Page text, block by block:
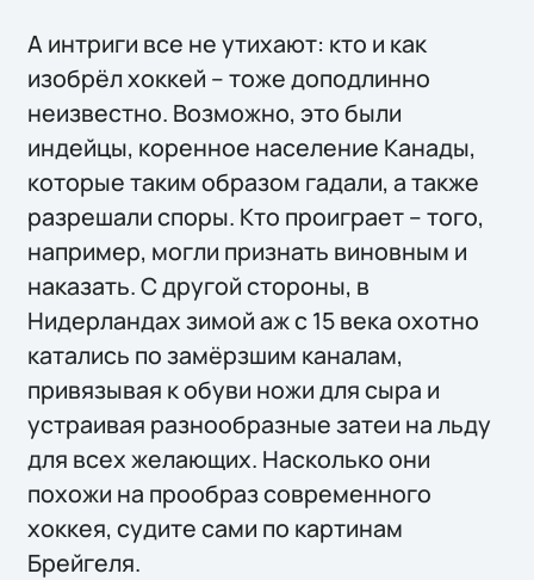
А интриги все не утихают: кто и как
изобрёл хоккей – тоже доподлинно
неизвестно. Возможно, это были
индейцы, коренное население Канады,
которые таким образом гадали, а также
разрешали споры. Кто проиграет – того,
например, могли признать виновным и
наказать. С другой стороны, в
Нидерландах зимой аж с 15 века охотно
катались по замёрзшим каналам,
привязывая к обуви ножи для сыра и
устраивая разнообразные затеи на льду
для всех желающих. Насколько они
похожи на прообраз современного
хоккея, судите сами по картинам
Брейгеля.